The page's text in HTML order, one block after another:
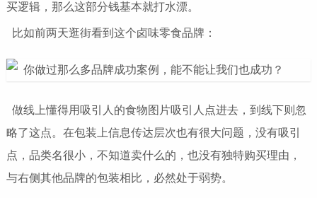
买逻辑，那么这部分钱基本就打水漂。
比如前两天逛街看到这个卤味零食品牌：
做线上懂得用吸引人的食物图片吸引人点进去，到线下则忽
略了这点。在包装上信息传达层次也有很大问题，没有吸引
点，品类名很小，不知道卖什么的，也没有独特购买理由，
与右侧其他品牌的包装相比，必然处于弱势。